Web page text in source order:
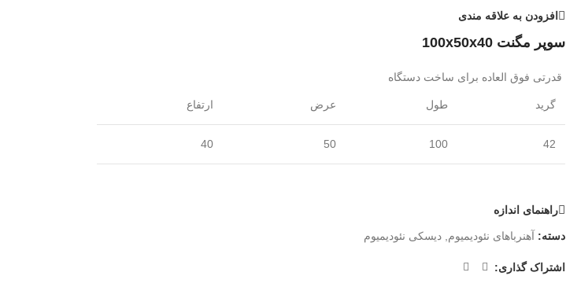
افزودن به علاقه مندی
سوپر مگنت 100x50x40
قدرتی فوق العاده برای ساخت دستگاه
گرید طول عرض ارتفاع
42
100
50
40
راهنمای اندازه
دسته: آهنرباهای نئودیمیوم دیسکی نئودیمیوم
اشتراک گذاری: